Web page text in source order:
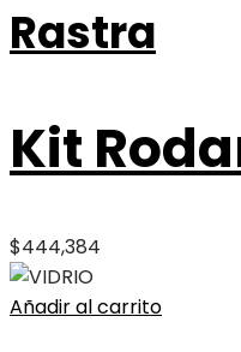
Rastra
Kit
$444,384
Añadir al carrito